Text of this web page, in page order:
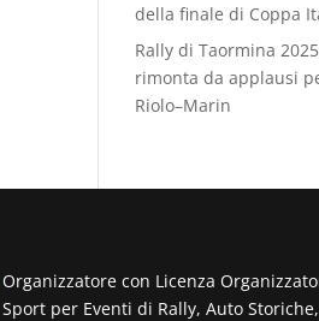
della finale di Coppa
Rally di Taormina
rimonta da applausi
Riolo–Marin
Organizzatore con Licenza
Sport per Eventi di Rally, Auto Storiche,